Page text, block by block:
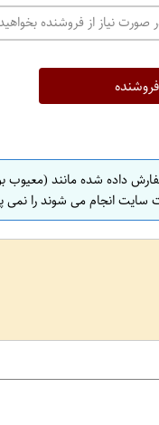
نیاز از فروشنده
فروشنده
داده شده مانند (معیوب
سایت انجام می شوند را نمی